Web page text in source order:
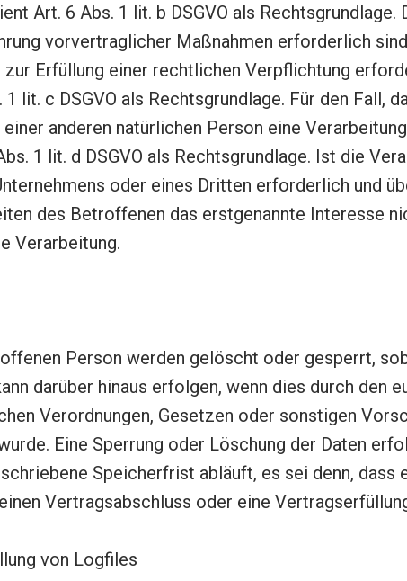
Art. 6 Abs. 1 lit. b DSGVO als Rechtsgrundlage.
vorvertraglicher Maßnahmen erforderlich
Erfüllung einer rechtlichen Verpflichtung
lit. c DSGVO als Rechtsgrundlage. Für den Fall,
anderen natürlichen Person eine
1 lit. d DSGVO als Rechtsgrundlage. Ist die
oder eines Dritten erforderlich und
des Betroffenen das erstgenannte Interesse
Verarbeitung.
Person werden gelöscht oder gesperrt,
darüber hinaus erfolgen, wenn dies durch den
Verordnungen, Gesetzen oder sonstigen
Eine Sperrung oder Löschung der Daten
Speicherfrist abläuft, es sei denn, dass
Vertragsabschluss oder eine
von Logfiles